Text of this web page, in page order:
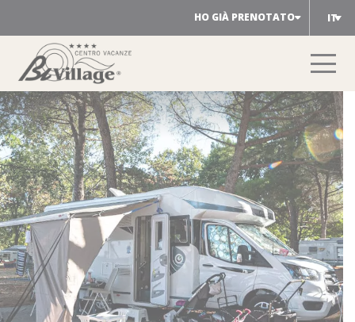
al
contenuto
HO GIÀ PRENOTATO IT